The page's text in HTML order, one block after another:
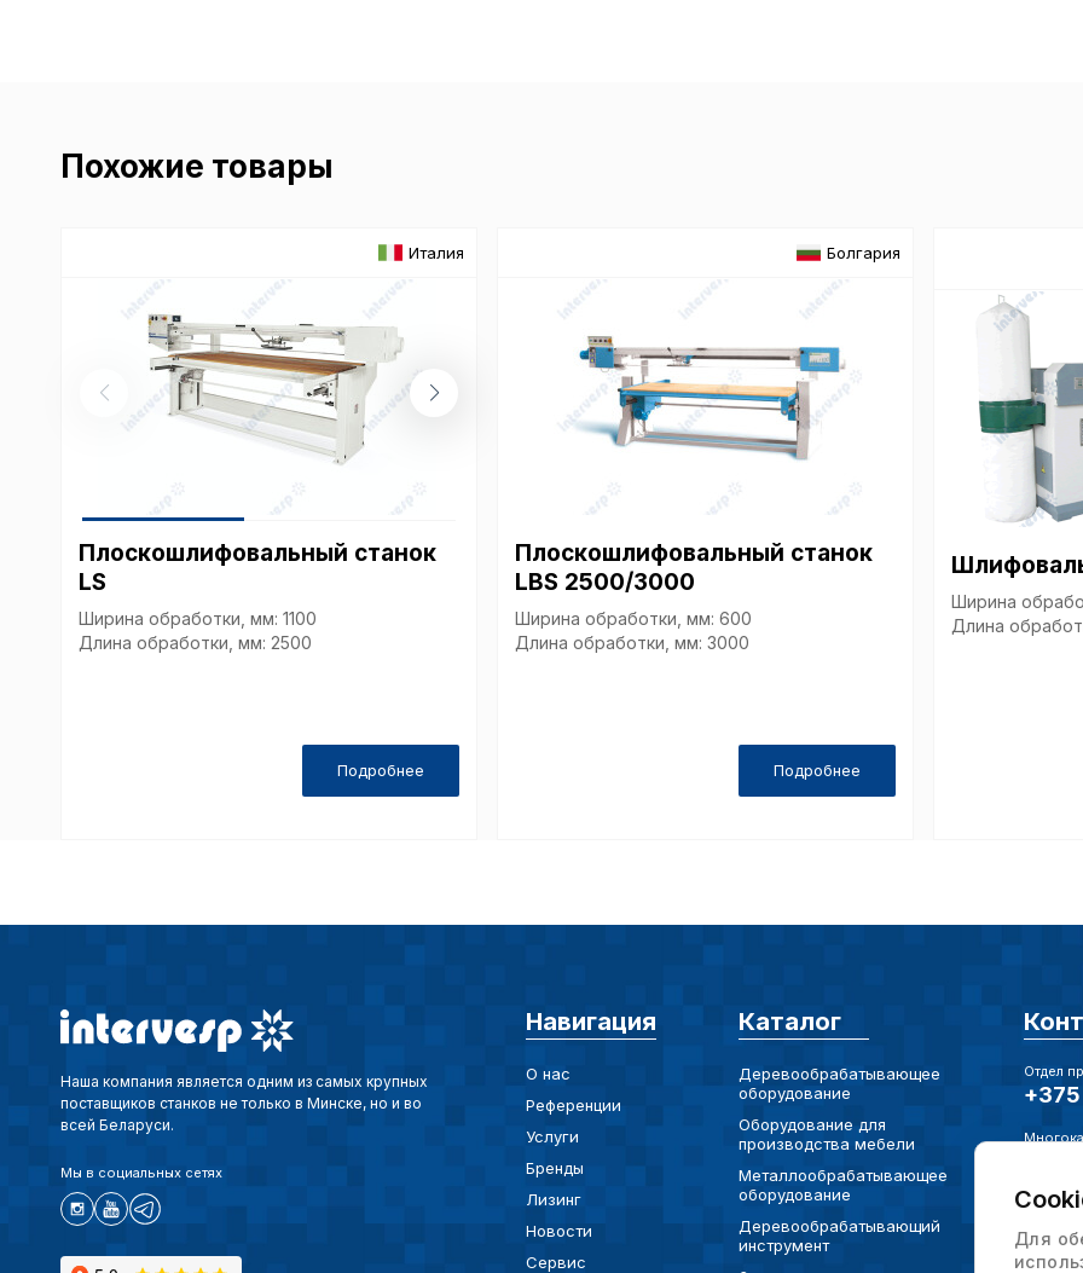
Похожие товары
Италия
Плоскошлифовальный станок
LS
Ширина обработки, мм: 1100
Длина обработки, мм: 2500
Подробнее
Болгария
Плоскошлифовальный станок
LBS 2500/3000
Ширина обработки, мм: 600
Длина обработки, мм: 3000
Подробнее
Ширина
Длина
Наша компания является одним из самых крупных
поставщиков станков не только в Минске, но и во
всей Беларуси.
Мы в социальных сетях
Навигация
О нас
Референции
Услуги
Бренды
Лизинг
Новости
Сервис
Каталог
Деревообрабатывающее
оборудование
Оборудование для
производства мебели
Металлообрабатывающее
оборудование
Деревообрабатывающий
инструмент
Отдел
Для
Настройте
Вы можете
периода
cookie (в т.ч.
в нижней или
Перед тем
cookie,
страницы
Сохранить